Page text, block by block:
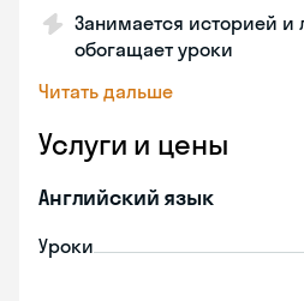
Занимается историей и
обогащает уроки
Читать дальше
Услуги и цены
Английский язык
Уроки